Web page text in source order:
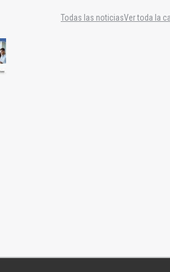
Todas las noticiasVer toda la